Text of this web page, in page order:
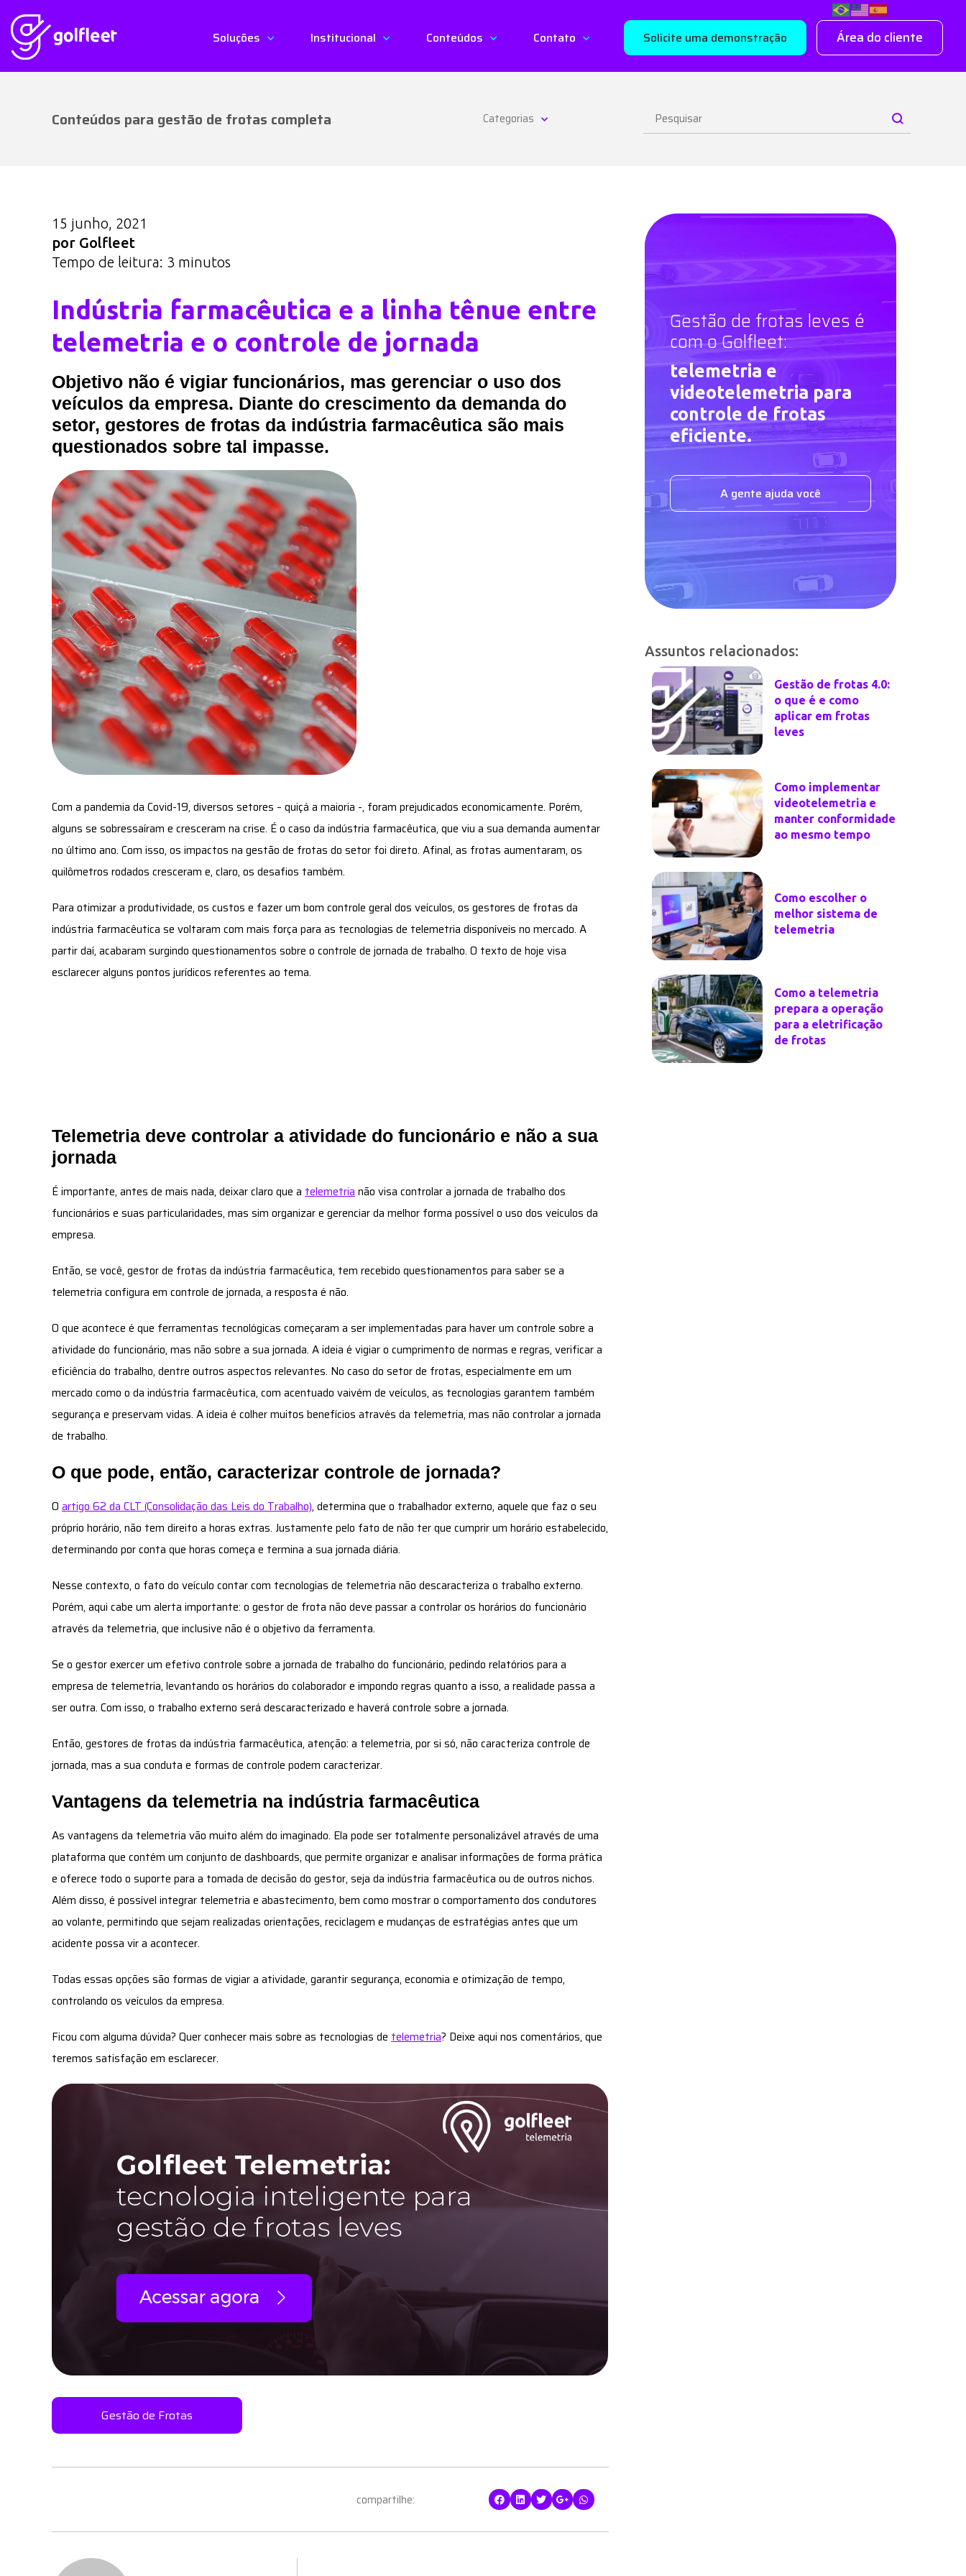
Soluções Institucional Conteúdos Contato Solicite uma demonstração Área do cliente
Conteúdos para gestão de frotas completa Categorias
15 junho, 2021
por Golfleet
Tempo de leitura: 3 minutos
Indústria farmacêutica e a linha tênue entre
telemetria e o controle de jornada
Objetivo não é vigiar funcionários, mas gerenciar o uso dos
veículos da empresa. Diante do crescimento da demanda do
setor, gestores de frotas da indústria farmacêutica são mais
questionados sobre tal impasse.
Com a pandemia da Covid-19, diversos setores – quiçá a maioria -, foram prejudicados economicamente. Porém,
alguns se sobressaíram e cresceram na crise. É o caso da indústria farmacêutica, que viu a sua demanda aumentar
no último ano. Com isso, os impactos na gestão de frotas do setor foi direto. Afinal, as frotas aumentaram, os
quilômetros rodados cresceram e, claro, os desafios também.
Para otimizar a produtividade, os custos e fazer um bom controle geral dos veículos, os gestores de frotas da
indústria farmacêutica se voltaram com mais força para as tecnologias de telemetria disponíveis no mercado. A
partir daí, acabaram surgindo questionamentos sobre o controle de jornada de trabalho. O texto de hoje visa
esclarecer alguns pontos jurídicos referentes ao tema.
Telemetria deve controlar a atividade do funcionário e não a sua
jornada
É importante, antes de mais nada, deixar claro que a telemetrianão visa controlar a jornada de trabalho dos
funcionários e suas particularidades, mas sim organizar e gerenciar da melhor forma possível o uso dos veículos da
empresa.
Então, se você, gestor de frotas da indústria farmacêutica, tem recebido questionamentos para saber se a
telemetria configura em controle de jornada, a resposta é não.
O que acontece é que ferramentas tecnológicas começaram a ser implementadas para haver um controle sobre a
atividade do funcionário, mas não sobre a sua jornada. A ideia é vigiar o cumprimento de normas e regras, verificar a
eficiência do trabalho, dentre outros aspectos relevantes. No caso do setor de frotas, especialmente em um
mercado como o da indústria farmacêutica, com acentuado vaivém de veículos, as tecnologias garantem também
segurança e preservam vidas. A ideia é colher muitos benefícios através da telemetria, mas não controlar a jornada
de trabalho.
O que pode, então, caracterizar controle de jornada?
O artigo 62 da CLT (Consolidação das Leis do Trabalho), determina que o trabalhador externo, aquele que faz o seu
próprio horário, não tem direito a horas extras. Justamente pelo fato de não ter que cumprir um horário estabelecido,
determinando por conta que horas começa e termina a sua jornada diária.
Nesse contexto, o fato do veículo contar com tecnologias de telemetria não descaracteriza o trabalho externo.
Porém, aqui cabe um alerta importante: o gestor de frota não deve passar a controlar os horários do funcionário
através da telemetria, que inclusive não é o objetivo da ferramenta.
Se o gestor exercer um efetivo controle sobre a jornada de trabalho do funcionário, pedindo relatórios para a
empresa de telemetria, levantando os horários do colaborador e impondo regras quanto a isso, a realidade passa a
ser outra. Com isso, o trabalho externo será descaracterizado e haverá controle sobre a jornada.
Então, gestores de frotas da indústria farmacêutica, atenção: a telemetria, por si só, não caracteriza controle de
jornada, mas a sua conduta e formas de controle podem caracterizar.
Vantagens da telemetria na indústria farmacêutica
As vantagens da telemetria vão muito além do imaginado. Ela pode ser totalmente personalizável através de uma
plataforma que contém um conjunto de dashboards, que permite organizar e analisar informações de forma prática
e oferece todo o suporte para a tomada de decisão do gestor, seja da indústria farmacêutica ou de outros nichos.
Além disso, é possível integrar telemetria e abastecimento, bem como mostrar o comportamento dos condutores
ao volante, permitindo que sejam realizadas orientações, reciclagem e mudanças de estratégias antes que um
acidente possa vir a acontecer.
Todas essas opções são formas de vigiar a atividade, garantir segurança, economia e otimização de tempo,
controlando os veículos da empresa.
Ficou com alguma dúvida? Quer conhecer mais sobre as tecnologias de telemetria? Deixe aqui nos comentários, que
teremos satisfação em esclarecer.
Gestão de Frotas
compartilhe:
Gestão de frotas leves é
com o Golfleet:
telemetria e
videotelemetria para
controle de frotas
eficiente.
A gente ajuda você
Assuntos relacionados:
Gestão de frotas 4.0:
o que é e como
aplicar em frotas
leves
Como implementar
videotelemetria e
manter conformidade
ao mesmo tempo
Como escolher o
melhor sistema de
telemetria
Como a telemetria
prepara a operação
para a eletrificação
de frotas